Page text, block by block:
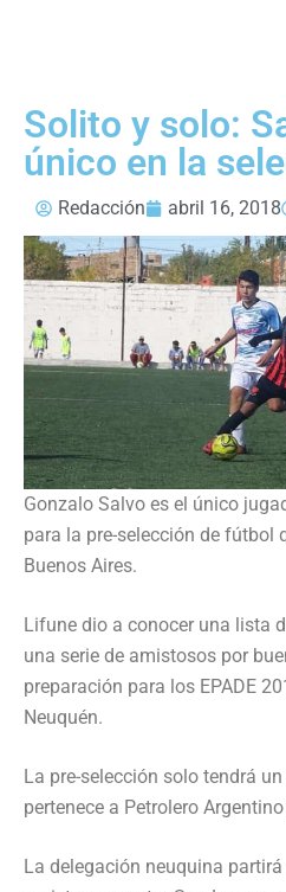
Solito y solo:
único en la
Redacción abril 16, 2018
Gonzalo Salvo es el único
para la pre-selección de fútbol
Buenos Aires.
Lifune dio a conocer una lista
una serie de amistosos por
preparación para los EPADE
Neuquén.
La pre-selección solo tendrá
pertenece a Petrolero
La delegación neuquina